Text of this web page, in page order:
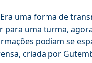
uma forma de
para uma turma,
podiam se
criada por